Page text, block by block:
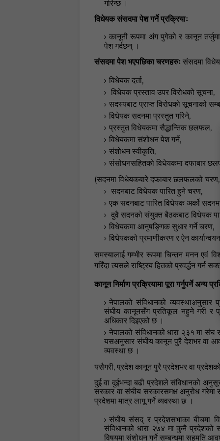
गरिन्छ ।
विधेयक संसदमा पेश गर्ने प्रक्रियाः
कानूनी रूपमा अंग पुगेको र कानून
पेश गर्दछन् ।
संसदमा पेश भएपछिका चरणहरुः संसदमा
विधेयक दर्ता,
विधेयक प्रस्ताव उपर विरोधको सूचना,
सदस्यबाट प्राप्त विरोधको सूचनाको
विधेयक सदनमा प्रस्तुत गरिने,
प्रस्तुत विधेयकमा सैद्धान्तिक छलफल,
विधेयकमा संशोधन पेश गर्ने,
संशोधन स्वीकृति,
संसोधनसहितको विधेयकमा दफाबार
(सदनमा विधेयकबारे दफाबार छलफलको चरण,
सदनबाट विधेयक पारित हुने चरण,
एक सदनबाट पारित विधेयक अर्को
दुवै सदनको संयुक्त बैठकबाट विधेयक
विधेयकमा आनुषङ्गिक सुधार गर्ने चरण,
विधेयकको प्रमाणीकरण र ऐन कार्यान्वयन
समस्यालाई गम्भीर रूपमा चिन्तन मनन एवं
गरिँदा त्यसले राष्ट्रिय हितको प्रवर्द्धन गर्न
कानून निर्माण प्रक्रियामा पूरा गर्नुपर्ने अन्य
नेपालको संविधानको व्यवस्थाअनुसार
संघीय कानूनसँग प्रतिकूल नहुने गरी र
अधिकार दिइएको छ ।
नेपालको संविधानको धारा २३१ मा संघ
यसअनुसार संघीय कानून पुरै देशभर वा
व्यवस्था छ ।
यसैगरी, प्रदेश कानून पुरै प्रदेशभर वा
दुई वा दुईभन्दा बढी प्रदेशले संविधानको
सरकार वा संघीय सरकारसमक्ष अनुरोध
प्रदेशमा मात्र लागू गर्ने व्यवस्था छ ।
संघीय संसद् र प्रदेशसभाका बीचमा
संविधानको धारा २७४ मा कुनै प्रदेशको
विषयमा संशोधन गर्ने सम्बन्धमा सहमति